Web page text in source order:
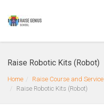
Raise Robotic Kits (Robot)
Home Raise Course and Service
Raise Robotic Kits (Robot)